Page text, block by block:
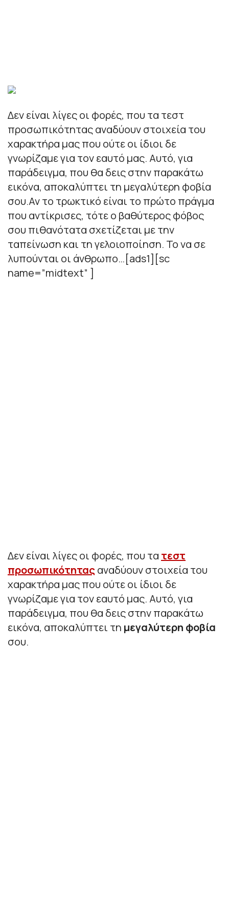
Δεν είναι λίγες οι φορές, που τα τεστ
προσωπικότητας αναδύουν στοιχεία του
χαρακτήρα μας που ούτε οι ίδιοι δε
γνωρίζαμε για τον εαυτό μας. Αυτό, για
παράδειγμα, που θα δεις στην παρακάτω
εικόνα, αποκαλύπτει τη μεγαλύτερη φοβία
σου.Αν το τρωκτικό είναι το πρώτο πράγμα
που αντίκρισες, τότε ο βαθύτερος φόβος
σου πιθανότατα σχετίζεται με την
ταπείνωση και τη γελοιοποίηση. Το να σε
λυπούνται οι άνθρωπο…[ads1][sc
name=”midtext” ]
Δεν είναι λίγες οι φορές, που τα τεστ
προσωπικότηταςαναδύουν στοιχεία του
χαρακτήρα μας που ούτε οι ίδιοι δε
γνωρίζαμε για τον εαυτό μας. Αυτό, για
παράδειγμα, που θα δεις στην παρακάτω
εικόνα, αποκαλύπτει τη μεγαλύτερη φοβία
σου.